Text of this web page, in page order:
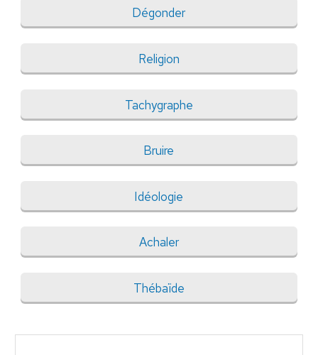
Dégonder
Religion
Tachygraphe
Bruire
Idéologie
Achaler
Thébaïde